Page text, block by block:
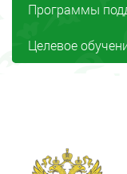
Программы
Целевое